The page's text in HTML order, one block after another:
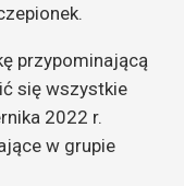
przypominającą
się wszystkie
2022 r.
w grupie